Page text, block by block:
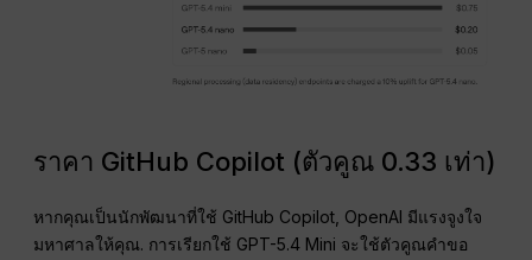
ราคา GitHub Copilot (ตัวคูณ 0.33 เท่า)
หากคุณเป็นนักพัฒนาที่ใช้ GitHub Copilot, OpenAI มีแรงจูงใจ
มหาศาลให้คุณ. การเรียกใช้ GPT-5.4 Mini จะใช้ตัวคูณคำขอ